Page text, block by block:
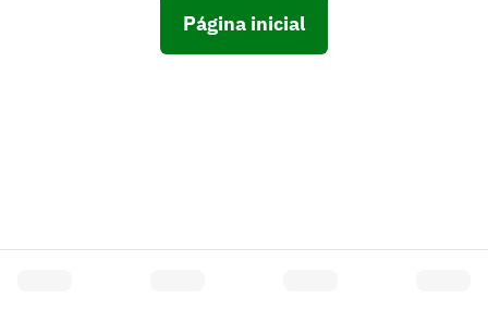
Página inicial